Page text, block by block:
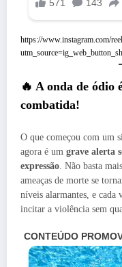
https://www.instagram.com/
🔥 A onda de ódio
combatida!
O que começou com um
agora é um grave alerta
expressão . Não basta
ameaças de morte se
níveis alarmantes, e cada
incitar a violência sem